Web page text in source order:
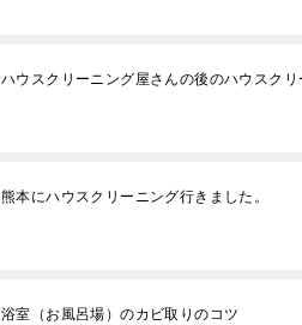
ハウスクリーニング屋さんの後のハウスク
熊本にハウスクリーニング行きました。
浴室（お風呂場）のカビ取りのコツ